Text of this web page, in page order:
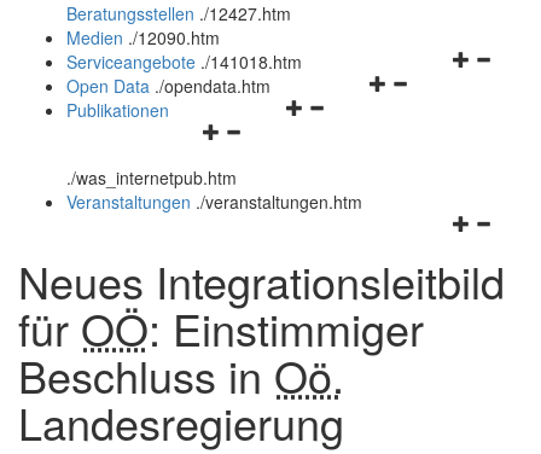
und
schließen
Beratungsstellen ./12427.htm
Medien ./12090.htm
Navigationsmenü
Serviceangebote ./141018.htm
Navigationsmenü
Open Data ./opendata.htm
Navigationsmenü
und
schließen
Publikationen
./was_internetpub.htm
und
schließen
Veranstaltungen ./veranstaltungen.htm
Neues Integrationsleitbild
für OÖ: Einstimmiger
Beschluss in Oö.
Landesregierung